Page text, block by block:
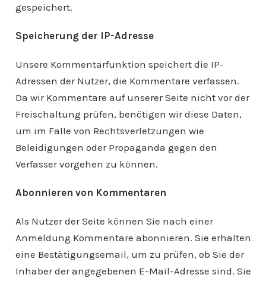
gespeichert.
Speicherung der IP-Adresse
Unsere Kommentarfunktion speichert die IP-
Adressen der Nutzer, die Kommentare verfassen.
Da wir Kommentare auf unserer Seite nicht vor der
Freischaltung prüfen, benötigen wir diese Daten,
um im Falle von Rechtsverletzungen wie
Beleidigungen oder Propaganda gegen den
Verfasser vorgehen zu können.
Abonnieren von Kommentaren
Als Nutzer der Seite können Sie nach einer
Anmeldung Kommentare abonnieren. Sie erhalten
eine Bestätigungsemail, um zu prüfen, ob Sie der
Inhaber der angegebenen E-Mail-Adresse sind. Sie